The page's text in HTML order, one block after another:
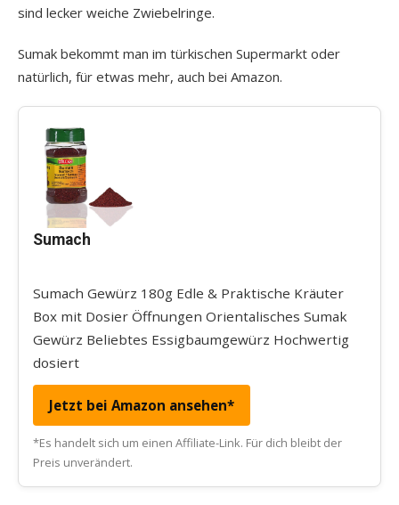
sind lecker weiche Zwiebelringe.
Sumak bekommt man im türkischen Supermarkt oder
natürlich, für etwas mehr, auch bei Amazon.
Sumach
Sumach Gewürz 180g Edle & Praktische Kräuter
Box mit Dosier Öffnungen Orientalisches Sumak
Gewürz Beliebtes Essigbaumgewürz Hochwertig
dosiert
Jetzt bei Amazon ansehen*
*Es handelt sich um einen Affiliate-Link. Für dich bleibt der
Preis unverändert.